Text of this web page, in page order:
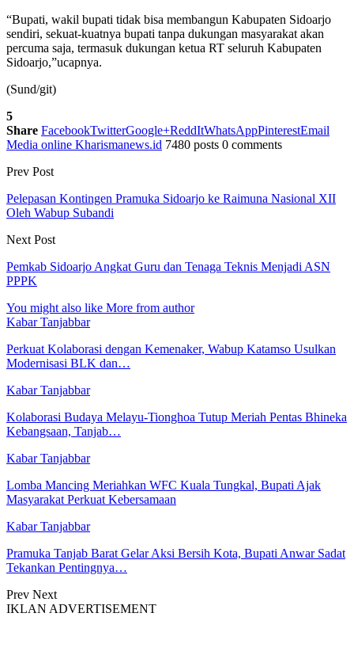
“Bupati, wakil bupati tidak bisa membangun Kabupaten Sidoarjo
sendiri, sekuat-kuatnya bupati tanpa dukungan masyarakat akan
percuma saja, termasuk dukungan ketua RT seluruh Kabupaten
Sidoarjo,”ucapnya.
(Sund/git)
5
Share FacebookTwitterGoogle+ReddItWhatsAppPinterestEmail
Media online Kharismanews.id 7480 posts 0 comments
Prev Post
Pelepasan Kontingen Pramuka Sidoarjo ke Raimuna Nasional XII
Oleh Wabup Subandi
Next Post
Pemkab Sidoarjo Angkat Guru dan Tenaga Teknis Menjadi ASN
PPPK
You might also like More from author
Kabar Tanjabbar
Perkuat Kolaborasi dengan Kemenaker, Wabup Katamso Usulkan
Modernisasi BLK dan…
Kabar Tanjabbar
Kolaborasi Budaya Melayu-Tionghoa Tutup Meriah Pentas Bhineka
Kebangsaan, Tanjab…
Kabar Tanjabbar
Lomba Mancing Meriahkan WFC Kuala Tungkal, Bupati Ajak
Masyarakat Perkuat Kebersamaan
Kabar Tanjabbar
Pramuka Tanjab Barat Gelar Aksi Bersih Kota, Bupati Anwar Sadat
Tekankan Pentingnya…
Prev Next
IKLAN ADVERTISEMENT